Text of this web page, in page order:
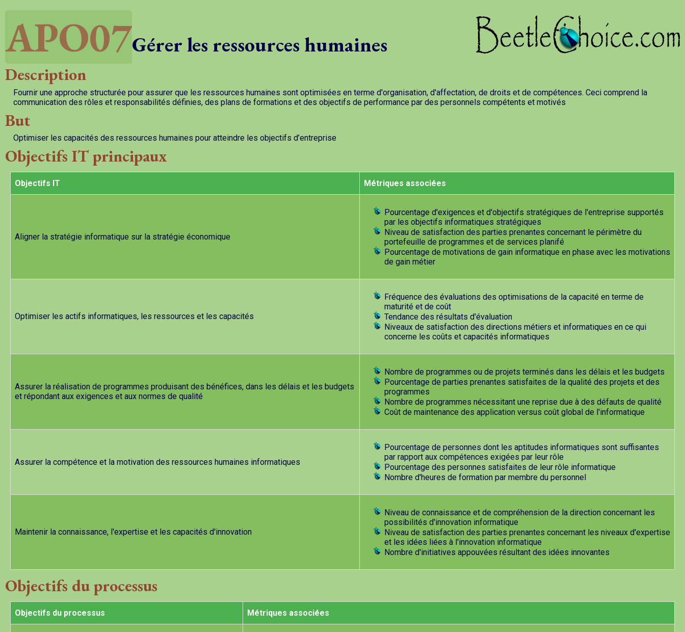
APO07Gérer les ressources humaines
Description
Fournir une approche structurée pour assurer que les ressources humaines sont optimisées en terme d'organisation, d'affectation, de droits et de compétences. Ceci comprend la
communication des rôles et responsabilités définies, des plans de formations et des objectifs de performance par des personnels compétents et motivés
But
Optimiser les capacités des ressources humaines pour atteindre les objectifs d’entreprise
Objectifs IT principaux
Objectifs IT Métriques associées
Aligner la stratégie informatique sur la stratégie économique
Pourcentage d'exigences et d'objectifs stratégiques de l'entreprise supportés
par les objectifs informatiques stratégiques
Niveau de satisfaction des parties prenantes concernant le périmètre du
portefeuille de programmes et de services planifé
Pourcentage de motivations de gain informatique en phase avec les motivations
de gain métier
Optimiser les actifs informatiques, les ressources et les capacités
Fréquence des évaluations des optimisations de la capacité en terme de
maturité et de coût
Tendance des résultats d'évaluation
Niveaux de satisfaction des directions métiers et informatiques en ce qui
concerne les coûts et capacités informatiques
Assurer la réalisation de programmes produisant des bénéfices, dans les délais et les budgets
et répondant aux exigences et aux normes de qualité
Nombre de programmes ou de projets terminés dans les délais et les budgets
Pourcentage de parties prenantes satisfaites de la qualité des projets et des
programmes
Nombre de programmes nécessitant une reprise due à des défauts de qualité
Coût de maintenance des application versus coût global de l'informatique
Assurer la compétence et la motivation des ressources humaines informatiques
Pourcentage de personnes dont les aptitudes informatiques sont suffisantes
par rapport aux compétences exigées par leur rôle
Pourcentage des personnes satisfaites de leur rôle informatique
Nombre d'heures de formation par membre du personnel
Maintenir la connaissance, l'expertise et les capacités d'innovation
Niveau de connaissance et de compréhension de la direction concernant les
possibilités d'innovation informatique
Niveau de satisfaction des parties prenantes concernant les niveaux d'expertise
et les idées liées à l'innovation informatique
Nombre d'initiatives appouvées résultant des idées innovantes
Objectifs du processus
Objectifs du processus Métriques associées